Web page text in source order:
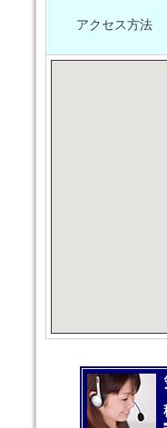
アクセス方法